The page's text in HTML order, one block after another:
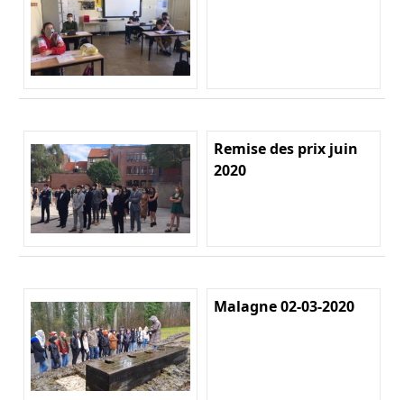
Remise des prix juin
2020
Malagne 02-03-2020